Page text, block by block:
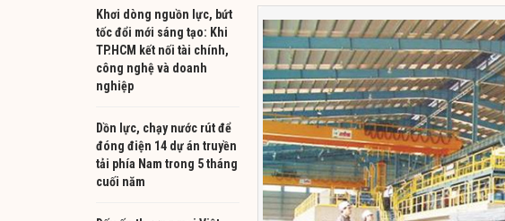
Khơi dòng nguồn lực, bứt
tốc đổi mới sáng tạo: Khi
TP.HCM kết nối tài chính,
công nghệ và doanh
nghiệp
Dồn lực, chạy nước rút để
đóng điện 14 dự án truyền
tải phía Nam trong 5 tháng
cuối năm